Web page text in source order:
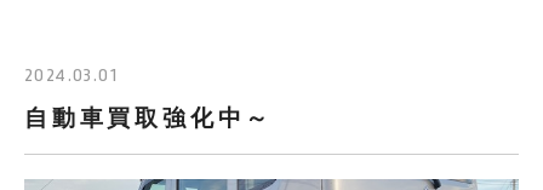
INFORMATION
2024.03.01
自動車買取強化中～